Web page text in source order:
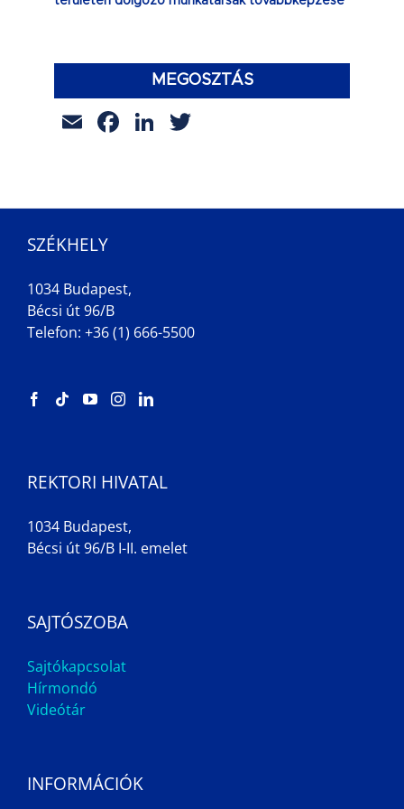
MEGOSZTÁS
EmailFacebook
LinkedIn
SZÉKHELY
1034 Budapest,
Bécsi út 96/B
Telefon: +36 (1) 666-5500
REKTORI HIVATAL
1034 Budapest,
Bécsi út 96/B I-II. emelet
SAJTÓSZOBA
Sajtókapcsolat
Hírmondó
Videótár
INFORMÁCIÓK